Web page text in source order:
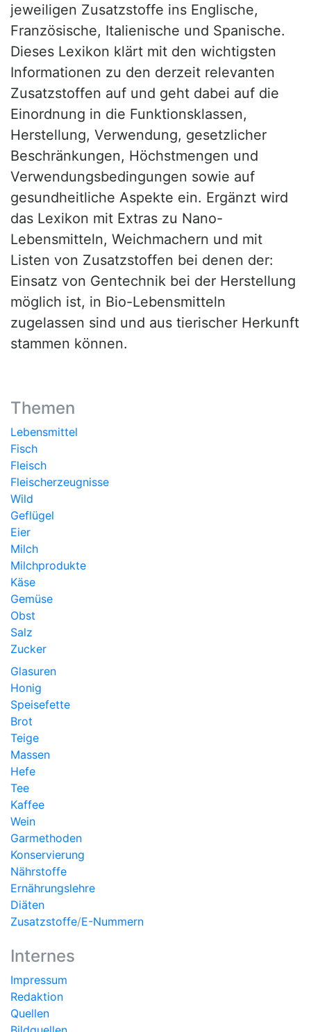
jeweiligen Zusatzstoffe ins Englische,
Französische, Italienische und Spanische.
Dieses Lexikon klärt mit den wichtigsten
Informationen zu den derzeit relevanten
Zusatzstoffen auf und geht dabei auf die
Einordnung in die Funktionsklassen,
Herstellung, Verwendung, gesetzlicher
Beschränkungen, Höchstmengen und
Verwendungsbedingungen sowie auf
gesundheitliche Aspekte ein. Ergänzt wird
das Lexikon mit Extras zu Nano-
Lebensmitteln, Weichmachern und mit
Listen von Zusatzstoffen bei denen der:
Einsatz von Gentechnik bei der Herstellung
möglich ist, in Bio-Lebensmitteln
zugelassen sind und aus tierischer Herkunft
stammen können.
Themen
Lebensmittel
Fisch
Fleisch
Fleischerzeugnisse
Wild
Geflügel
Eier
Milch
Milchprodukte
Käse
Gemüse
Obst
Salz
Zucker
Glasuren
Honig
Speisefette
Brot
Teige
Massen
Hefe
Tee
Kaffee
Wein
Garmethoden
Konservierung
Nährstoffe
Ernährungslehre
Diäten
Zusatzstoffe/E-Nummern
Internes
Impressum
Redaktion
Quellen